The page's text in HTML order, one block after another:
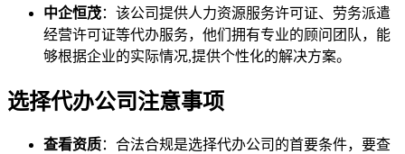
中企恒茂：该公司提供人力资源服务许可证、劳务派遣
经营许可证等代办服务，他们拥有专业的顾问团队，能
够根据企业的实际情况,提供个性化的解决方案。
选择代办公司注意事项
查看资质：合法合规是选择代办公司的首要条件，要查